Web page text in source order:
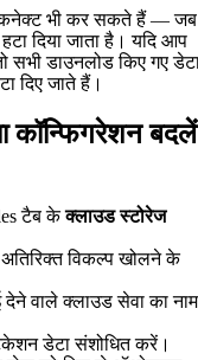
भी कर सकते हैं — जब
दिया जाता है। यदि आप
सभी डाउनलोड किए गए
दिए जाते हैं।
कॉन्फिगरेशन बदलें
टैब केक्लाउड स्टोरेज
विकल्प खोलने के
वाले क्लाउड सेवा का नाम
डेटा संशोधित करें।